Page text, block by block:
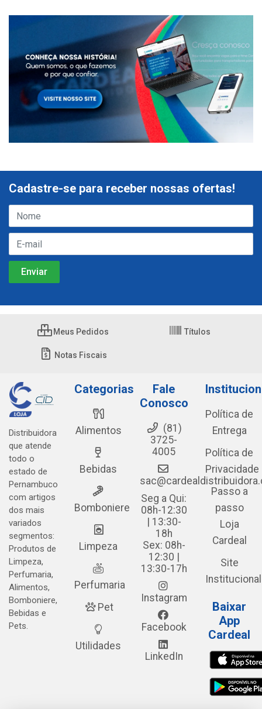
Cadastre-se para receber nossas ofertas!
Meus Pedidos Títulos
Notas Fiscais
Distribuidora
que atende
todo o
estado de
Pernambuco
com artigos
dos mais
variados
segmentos:
Produtos de
Limpeza,
Perfumaria,
Alimentos,
Bomboniere,
Bebidas e
Pets.
Categorias
Alimentos
Bebidas
Bomboniere
Limpeza
Perfumaria
Pet
Utilidades
Fale
Conosco
(81)
3725-
4005
Seg a Qui:
08h-12:30
| 13:30-
18h
Sex: 08h-
12:30 |
13:30-17h
Instagram
Facebook
LinkedIn
Política de
Entrega
Política de
Privacidade
Passo a
passo
Loja
Cardeal
Site
Institucional
Baixar
App
Cardeal